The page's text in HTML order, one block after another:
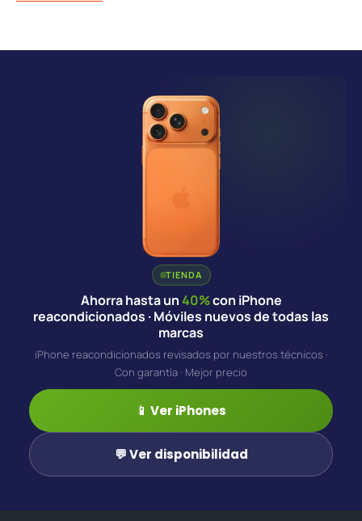
TIENDA
Ahorra hasta un40%con iPhone
reacondicionados · Móviles nuevos de todas las
marcas
iPhone reacondicionados revisados por nuestros técnicos ·
Con garantía · Mejor precio
📱 Ver iPhones
💬 Ver disponibilidad